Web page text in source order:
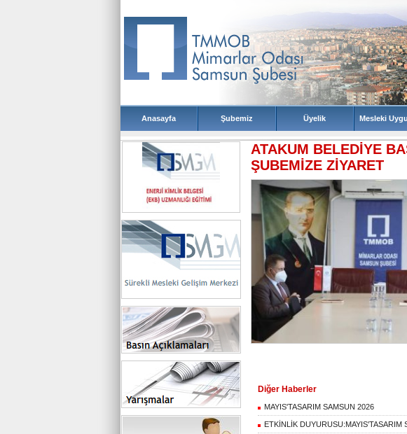
ATAKUM BELEDİYE
ŞUBEMİZE ZİYARET
Diğer Haberler
MAYIS'TASARIM SAMSUN 2026
ETKİNLİK DUYURUSU:MAYIS'TASARIM